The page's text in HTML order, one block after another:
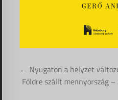
Bejegyzés
navigáció
← Nyugaton a helyzet
Földre szállt mennyország